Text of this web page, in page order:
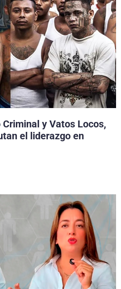
y Vatos Locos,
el liderazgo en